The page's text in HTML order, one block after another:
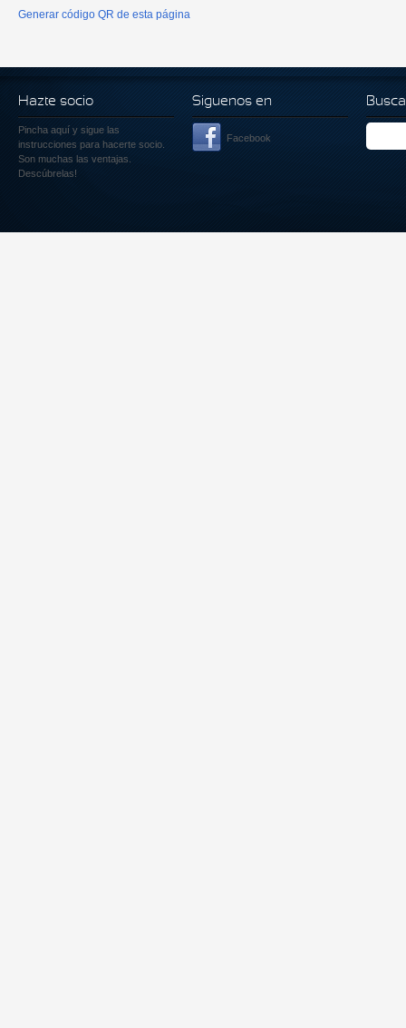
Generar código QR de esta página
Hazte socio
Pincha aquí y sigue las
instrucciones para hacerte socio.
Son muchas las ventajas.
Descúbrelas!
Siguenos en
Facebook